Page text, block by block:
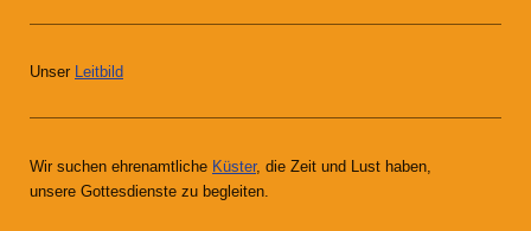
Unser Leitbild
Wir suchen ehrenamtliche Küster, die Zeit und Lust haben,
unsere Gottesdienste zu begleiten.